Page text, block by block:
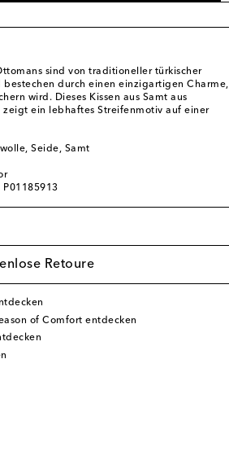
sind von traditioneller türkischer
durch einen einzigartigen Charme,
wird. Dieses Kissen aus Samt aus
zeigt ein lebhaftes Streifenmotiv auf einer
Seide, Samt
Retoure
of Comfort entdecken